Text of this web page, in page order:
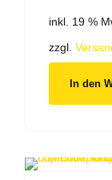
war:
9,00
inkl. 19 %
zzgl.
In den